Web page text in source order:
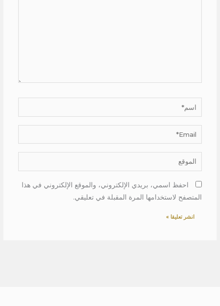
اسم*
Email*
الموقع
احفظ اسمي، بريدي الإلكتروني، والموقع الإلكتروني في هذا
المتصفح لاستخدامها المرة المقبلة في تعليقي.